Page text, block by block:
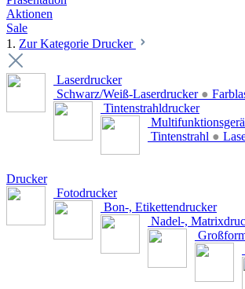
Aktionen
Sale
1. Zur Kategorie Drucker
Laserdrucker
Schwarz/Weiß-Laserdrucker ●
Tintenstrahldrucker
Tintenstrahl ●
Drucker
Fotodrucker
Bon-, Etikettendrucker
Nadel-,